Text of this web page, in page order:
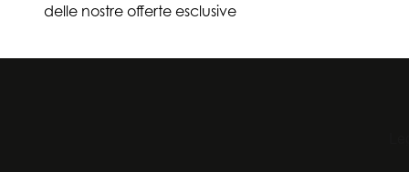
delle nostre offerte esclusive